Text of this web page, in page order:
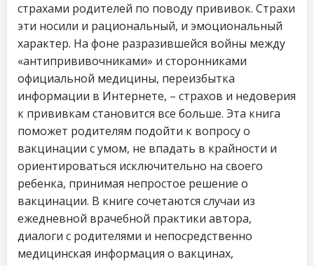
страхами родителей по поводу прививок. Страхи
эти носили и рациональный, и эмоциональный
характер. На фоне разразившейся войны между
«антипрививочниками» и сторонниками
официальной медицины, переизбытка
информации в Интернете, – страхов и недоверия
к прививкам становится все больше. Эта книга
поможет родителям подойти к вопросу о
вакцинации с умом, не впадать в крайности и
ориентироваться исключительно на своего
ребенка, принимая непростое решение о
вакцинации. В книге сочетаются случаи из
ежедневной врачебной практики автора,
диалоги с родителями и непосредственно
медицинская информация о вакцинах,